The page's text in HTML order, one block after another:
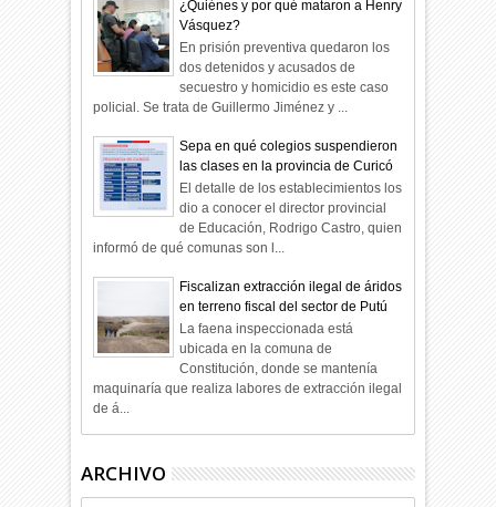
¿Quiénes y por qué mataron a Henry
Vásquez?
En prisión preventiva quedaron los
dos detenidos y acusados de
secuestro y homicidio es este caso
policial. Se trata de Guillermo Jiménez y ...
Sepa en qué colegios suspendieron
las clases en la provincia de Curicó
El detalle de los establecimientos los
dio a conocer el director provincial
de Educación, Rodrigo Castro, quien
informó de qué comunas son l...
Fiscalizan extracción ilegal de áridos
en terreno fiscal del sector de Putú
La faena inspeccionada está
ubicada en la comuna de
Constitución, donde se mantenía
maquinaría que realiza labores de extracción ilegal
de á...
ARCHIVO